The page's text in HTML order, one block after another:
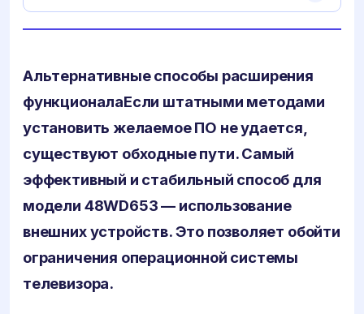
Альтернативные способы расширения
функционалаЕсли штатными методами
установить желаемое ПО не удается,
существуют обходные пути. Самый
эффективный и стабильный способ для
модели 48WD653 — использование
внешних устройств. Это позволяет обойти
ограничения операционной системы
телевизора.